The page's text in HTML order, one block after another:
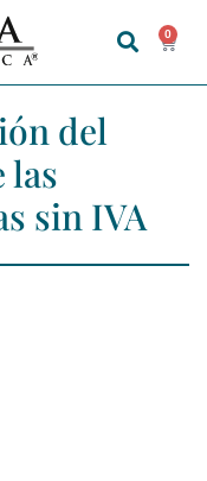
0
del
las
sin IVA